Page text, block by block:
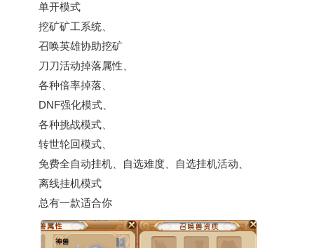
单开模式
挖矿矿工系统、
召唤英雄协助挖矿
刀刀活动掉落属性、
各种倍率掉落、
DNF强化模式、
各种挑战模式、
转世轮回模式、
免费全自动挂机、自选难度、自选挂机活动、
离线挂机模式
总有一款适合你